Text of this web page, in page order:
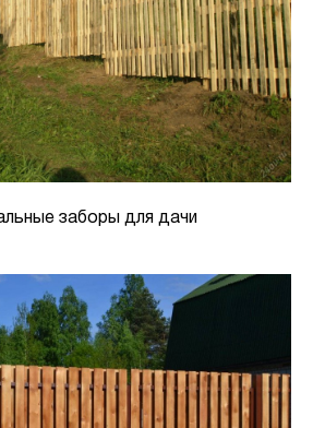
заборы для дачи